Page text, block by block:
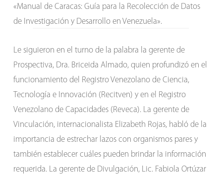
«Manual de Caracas: Guía para la Recolección de Datos
de Investigación y Desarrollo en Venezuela».
Le siguieron en el turno de la palabra la gerente de
Prospectiva, Dra. Briceida Almado, quien profundizó en el
funcionamiento del Registro Venezolano de Ciencia,
Tecnología e Innovación (Recitven) y en el Registro
Venezolano de Capacidades (Reveca). La gerente de
Vinculación, internacionalista Elizabeth Rojas, habló de la
importancia de estrechar lazos con organismos pares y
también establecer cuáles pueden brindar la información
requerida. La gerente de Divulgación, Lic. Fabiola Ortúzar